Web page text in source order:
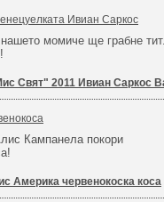
Ивиан Саркос
момиче ще грабне
Свят" 2011 Ивиан Саркос
Кампанела покори
Америка червенокоска коса